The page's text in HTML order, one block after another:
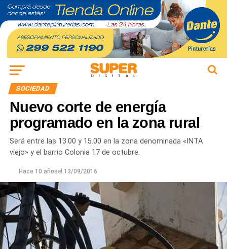
SOCIEDAD
Nuevo corte de energía
programado en la zona rural
Será entre las 13.00 y 15.00 en la zona denominada «INTA
viejo» y el barrio Colonia 17 de octubre.
Hace 10 añosel 13/09/2016